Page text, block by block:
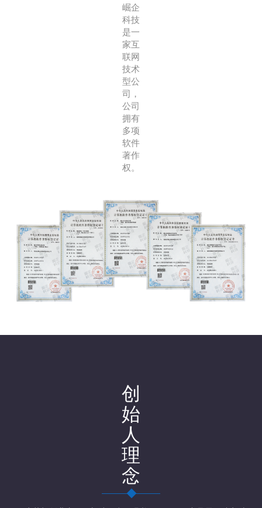
崛企
科技
是一
家互
联网
技术
型公
司，
公司
拥有
多项
软件
著作
权。
创
始
人
理
念